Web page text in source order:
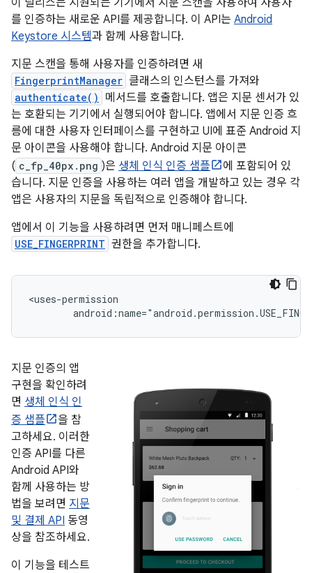
이 릴리스는 지원되는 기기에서 지문 스캔을 사용하여 사용자
를 인증하는 새로운 API를 제공합니다. 이 API는 Android
Keystore 시스템과 함께 사용합니다.
지문 스캔을 통해 사용자를 인증하려면 새
FingerprintManager 클래스의 인스턴스를 가져와
authenticate()
메서드를 호출합니다. 앱은 지문 센서가 있
는 호환되는 기기에서 실행되어야 합니다. 앱에서 지문 인증 흐
름에 대한 사용자 인터페이스를 구현하고 UI에 표준 Android 지
문 아이콘을 사용해야 합니다. Android 지문 아이콘
( c_fp_40px.png )은 생체 인식 인증 샘플
에 포함되어 있
습니다. 지문 인증을 사용하는 여러 앱을 개발하고 있는 경우 각
앱은 사용자의 지문을 독립적으로 인증해야 합니다.
앱에서 이 기능을 사용하려면 먼저 매니페스트에
USE_FINGERPRINT 권한을 추가합니다.
지문 인증의 앱
구현을 확인하려
면 생체 인식 인
증 샘플
을 참
고하세요. 이러한
인증 API를 다른
Android API와
함께 사용하는 방
법을 보려면 지문
및 결제 API 동영
상을 참조하세요.
이 기능을 테스트